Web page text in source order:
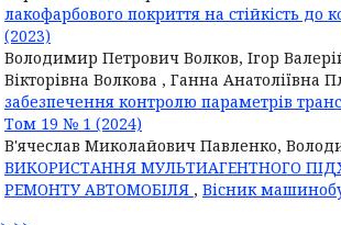
лакофарбового покриття на стійкість до
(2023)
Володимир Петрович Волков, Ігор
Вікторівна Волкова , Ганна Анатоліївна
забезпечення контролю параметрів
Том 19 № 1 (2024)
В'ячеслав Миколайович Павленко,
ВИКОРИСТАННЯ МУЛЬТИАГЕНТНОГО
РЕМОНТУ АВТОМОБІЛЯ , Вісник